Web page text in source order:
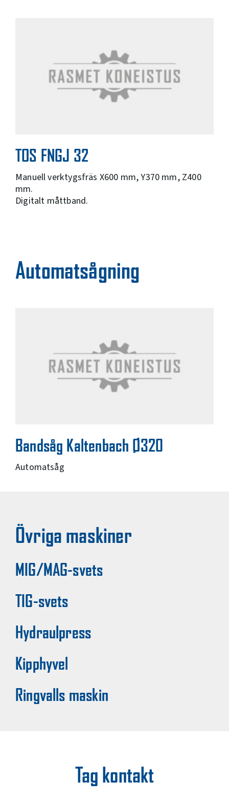
TOS FNGJ 32
Manuell verktygsfräs X600 mm, Y370 mm, Z400
mm.
Digitalt måttband.
Automatsågning
Bandsåg Kaltenbach Ø320
Automatsåg
Övriga maskiner
MIG/MAG-svets
TIG-svets
Hydraulpress
Kipphyvel
Ringvalls maskin
Tag kontakt